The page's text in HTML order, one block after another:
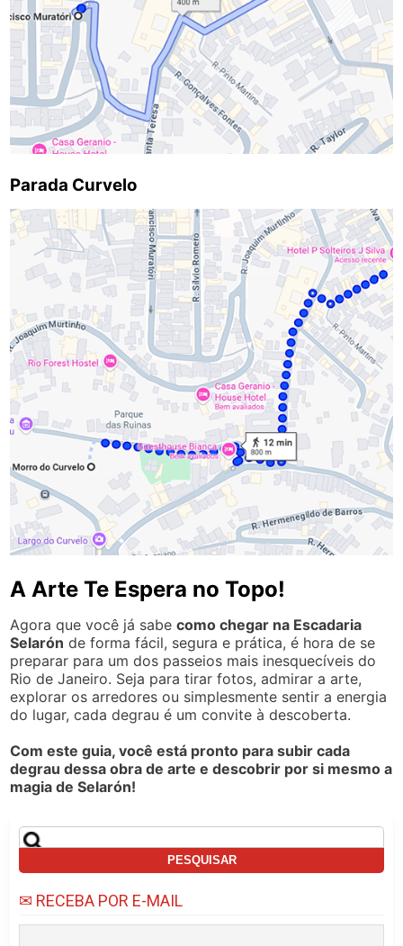
Parada Curvelo
A Arte Te Espera no Topo!
Agora que você já sabecomo chegar na Escadaria
Selarón de forma fácil, segura e prática, é hora de se
preparar para um dos passeios mais inesquecíveis do
Rio de Janeiro. Seja para tirar fotos, admirar a arte,
explorar os arredores ou simplesmente sentir a energia
do lugar, cada degrau é um convite à descoberta.
Com este guia, você está pronto para subir cada
degrau dessa obra de arte e descobrir por si mesmo a
magia de Selarón!
Pesquisar
por:
✉ RECEBA POR E-MAIL